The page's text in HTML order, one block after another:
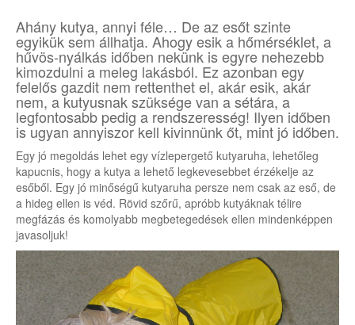
Ahány kutya, annyi féle… De az esőt szinte
egyikük sem állhatja. Ahogy esik a hőmérséklet, a
hűvös-nyálkás időben nekünk is egyre nehezebb
kimozdulni a meleg lakásból. Ez azonban egy
felelős gazdit nem rettenthet el, akár esik, akár
nem, a kutyusnak szüksége van a sétára, a
legfontosabb pedig a rendszeresség! Ilyen időben
is ugyan annyiszor kell kivinnünk őt, mint jó időben.
Egy jó megoldás lehet egy vízlepergető kutyaruha, lehetőleg
kapucnis, hogy a kutya a lehető legkevesebbet érzékelje az
esőből. Egy jó minőségű kutyaruha persze nem csak az eső, de
a hideg ellen is véd. Rövid szőrű, apróbb kutyáknak télire
megfázás és komolyabb megbetegedések ellen mindenképpen
javasoljuk!